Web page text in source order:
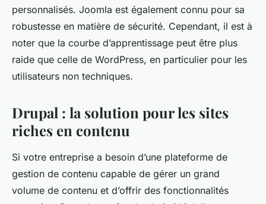
personnalisés. Joomla est également connu pour sa
robustesse en matière de sécurité. Cependant, il est à
noter que la courbe d’apprentissage peut être plus
raide que celle de WordPress, en particulier pour les
utilisateurs non techniques.
Drupal : la solution pour les sites
riches en contenu
Si votre entreprise a besoin d’une plateforme de
gestion de contenu capable de gérer un grand
volume de contenu et d’offrir des fonctionnalités